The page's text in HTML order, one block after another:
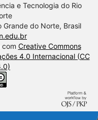
e Tecnologia do Rio
Grande do Norte, Brasil
Creative Commons
4.0 Internacional (CC